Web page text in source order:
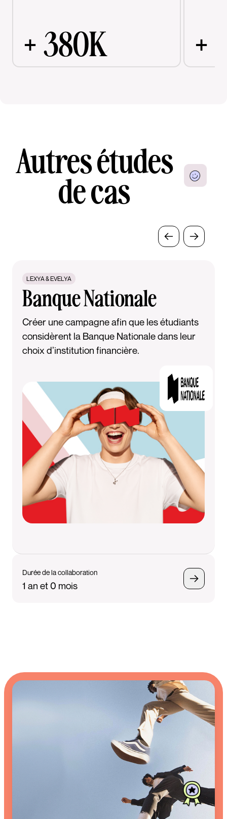
+ 380K +
Autres études
de cas
LEXYA & EVELYA
Banque Nationale
Créer une campagne afin que les étudiants
considèrent la Banque Nationale dans leur
choix d’institution financière.
Durée de la collaboration
1 an et 0 mois